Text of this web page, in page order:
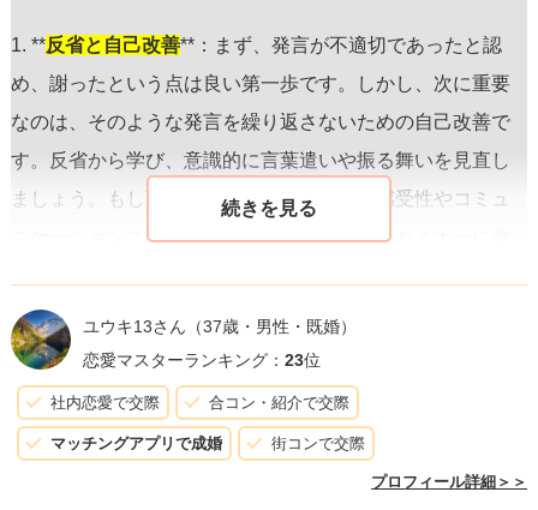
1. **反省と自己改善**：まず、発言が不適切であったと認
め、謝ったという点は良い第一歩です。しかし、次に重要
なのは、そのような発言を繰り返さないための自己改善で
す。反省から学び、意識的に言葉遣いや振る舞いを見直し
ましょう。もし可能であれば、ジェンダー感受性やコミュ
ニケーションスキルに関する本を読んだり、セミナーに参
す。
2. **相手に時間を与える**：相手があなたに対して抱く感情
や考えを整理する時間を与えることは大切です。すぐに復
縁を迫るのではなく、彼女が必要とするスペースを尊重し
ユウキ13さん （37歳・男性・既婚）
恋愛マスターランキング： 23位
社内恋愛で交際 合コン・紹介で交際
マッチングアプリで成婚 街コンで交際
プロフィール詳細＞＞